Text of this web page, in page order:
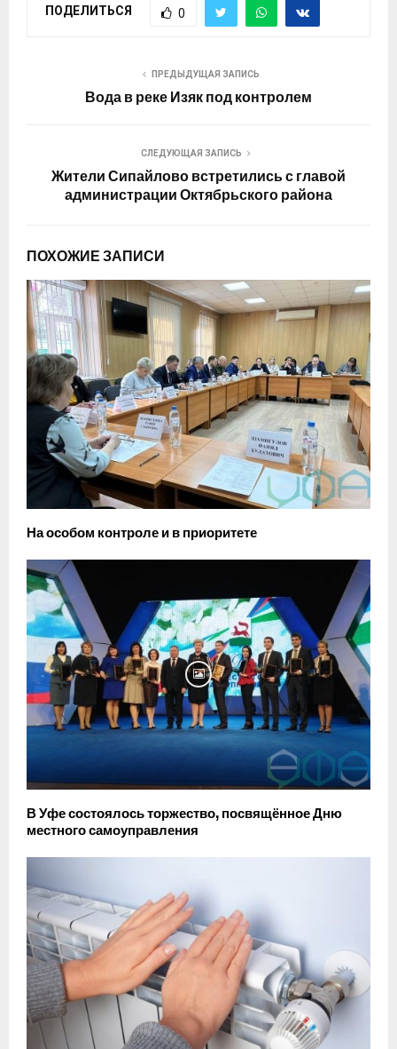
ПОДЕЛИТЬСЯ 0
ПРЕДЫДУЩАЯ ЗАПИСЬ
Вода в реке Изяк под контролем
СЛЕДУЮЩАЯ ЗАПИСЬ
Жители Сипайлово встретились с главой
администрации Октябрьского района
ПОХОЖИЕ ЗАПИСИ
На особом контроле и в приоритете
В Уфе состоялось торжество, посвящённое Дню
местного самоуправления